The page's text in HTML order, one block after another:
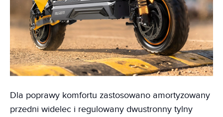
Dla poprawy komfortu zastosowano amortyzowany
przedni widelec i regulowany dwustronny tylny